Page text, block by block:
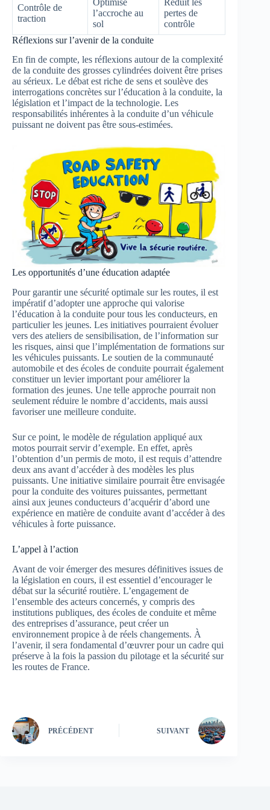
Contrôle de
traction
l’accroche au
sol
pertes de
contrôle
Réflexions sur l’avenir de la conduite
En fin de compte, les réflexions autour de la complexité
de la conduite des grosses cylindrées doivent être prises
au sérieux. Le débat est riche de sens et soulève des
interrogations concrètes sur l’éducation à la conduite, la
législation et l’impact de la technologie. Les
responsabilités inhérentes à la conduite d’un véhicule
puissant ne doivent pas être sous-estimées.
Les opportunités d’une éducation adaptée
Pour garantir une sécurité optimale sur les routes, il est
impératif d’adopter une approche qui valorise
l’éducation à la conduite pour tous les conducteurs, en
particulier les jeunes. Les initiatives pourraient évoluer
vers des ateliers de sensibilisation, de l’information sur
les risques, ainsi que l’implémentation de formations sur
les véhicules puissants. Le soutien de la communauté
automobile et des écoles de conduite pourrait également
constituer un levier important pour améliorer la
formation des jeunes. Une telle approche pourrait non
seulement réduire le nombre d’accidents, mais aussi
favoriser une meilleure conduite.
Sur ce point, le modèle de régulation appliqué aux
motos pourrait servir d’exemple. En effet, après
l’obtention d’un permis de moto, il est requis d’attendre
deux ans avant d’accéder à des modèles les plus
puissants. Une initiative similaire pourrait être envisagée
pour la conduite des voitures puissantes, permettant
ainsi aux jeunes conducteurs d’acquérir d’abord une
expérience en matière de conduite avant d’accéder à des
véhicules à forte puissance.
L’appel à l’action
Avant de voir émerger des mesures définitives issues de
la législation en cours, il est essentiel d’encourager le
débat sur la sécurité routière. L’engagement de
l’ensemble des acteurs concernés, y compris des
institutions publiques, des écoles de conduite et même
des entreprises d’assurance, peut créer un
environnement propice à de réels changements. À
l’avenir, il sera fondamental d’œuvrer pour un cadre qui
préserve à la fois la passion du pilotage et la sécurité sur
les routes de France.
PRÉCÉDENT SUIVANT